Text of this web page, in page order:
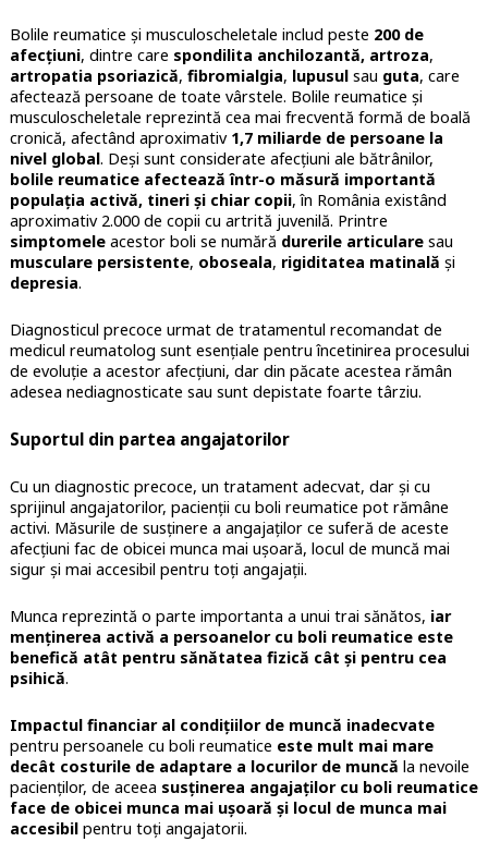
Bolile reumatice și musculoscheletale includ peste 200 de
afecțiuni, dintre care spondilita anchilozantă, artroza,
artropatia psoriazică, fibromialgia, lupusulsau guta, care
afectează persoane de toate vârstele. Bolile reumatice și
musculoscheletale reprezintă cea mai frecventă formă de boală
cronică, afectând aproximativ1,7 miliarde de persoane la
nivel global. Deşi sunt considerate afecţiuni ale bătrânilor,
bolile reumatice afectează într-o măsură importantă
populaţia activă, tineri şi chiar copii, în România existând
aproximativ 2.000 de copii cu artrită juvenilă. Printre
simptomeleacestor boli se numără durerile articularesau
musculare persistente, oboseala, rigiditatea matinală și
depresia.
Diagnosticul precoce urmat de tratamentul recomandat de
medicul reumatolog sunt esențiale pentru încetinirea procesului
de evoluție a acestor afecțiuni, dar din păcate acestea rămân
adesea nediagnosticate sau sunt depistate foarte târziu.
Suportul din partea angajatorilor
Cu un diagnostic precoce, un tratament adecvat, dar și cu
sprijinul angajatorilor, pacienții cu boli reumatice pot rămâne
activi. Măsurile de susținere a angajaților ce suferă de aceste
afecțiuni fac de obicei munca mai ușoară, locul de muncă mai
sigur și mai accesibil pentru toți angajații.
Munca reprezintă o parte importanta a unui trai sănătos, iar
menținerea activă a persoanelor cu boli reumatice este
benefică atât pentru sănătatea fizică cât și pentru cea
psihică.
Impactul financiar al condițiilor de muncă inadecvate
pentru persoanele cu boli reumatice este mult mai mare
decât costurile de adaptare a locurilor de muncă la nevoile
pacienților, de aceea susținerea angajaților cu boli reumatice
face de obicei munca mai ușoară și locul de munca mai
accesibilpentru toți angajatorii.